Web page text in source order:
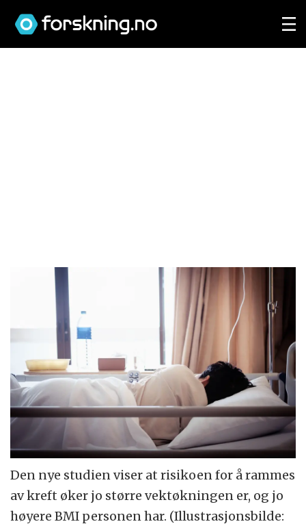
Den nye studien viser at risikoen for å rammes
av kreft øker jo større vektøkningen er, og jo
høyere BMI personen har. (Illustrasjonsbilde: